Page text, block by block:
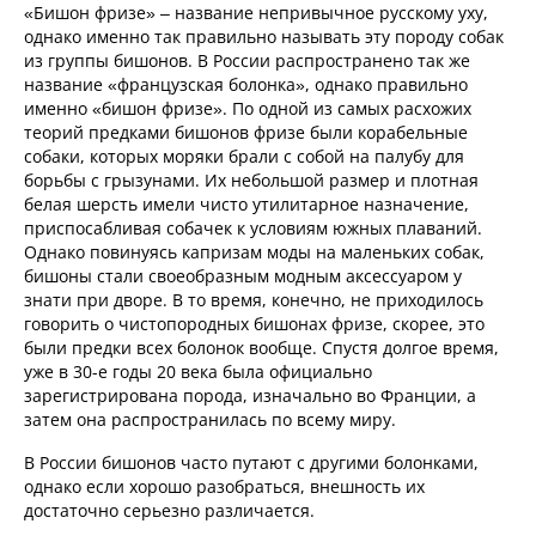
«Бишон фризе» – название непривычное русскому уху,
однако именно так правильно называть эту породу собак
из группы бишонов. В России распространено так же
название «французская болонка», однако правильно
именно «бишон фризе». По одной из самых расхожих
теорий предками бишонов фризе были корабельные
собаки, которых моряки брали с собой на палубу для
борьбы с грызунами. Их небольшой размер и плотная
белая шерсть имели чисто утилитарное назначение,
приспосабливая собачек к условиям южных плаваний.
Однако повинуясь капризам моды на маленьких собак,
бишоны стали своеобразным модным аксессуаром у
знати при дворе. В то время, конечно, не приходилось
говорить о чистопородных бишонах фризе, скорее, это
были предки всех болонок вообще. Спустя долгое время,
уже в 30-е годы 20 века была официально
зарегистрирована порода, изначально во Франции, а
затем она распространилась по всему миру.
В России бишонов часто путают с другими болонками,
однако если хорошо разобраться, внешность их
достаточно серьезно различается.